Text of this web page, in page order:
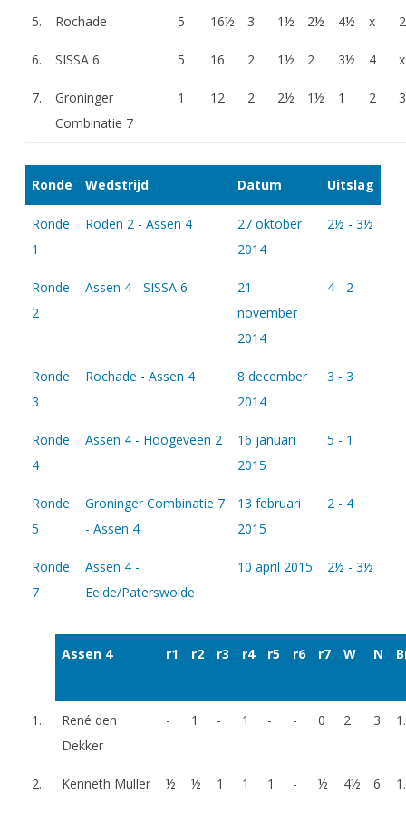
5. Rochade 5 16½ 3 1½ 2½ 4½ x 2
6. SISSA 6 5 16 2 1½ 2 3½ 4 x
7.
Groninger
Combinatie 7
1 12 2 2½ 1½ 1 2 3
Ronde Wedstrijd Datum Uitslag
Ronde
1
Roden 2 - Assen 4
27 oktober
2014
2½ - 3½
Ronde
2
Assen 4 - SISSA 6
21
november
2014
4 - 2
Ronde
3
Rochade - Assen 4
8 december
2014
3 - 3
Ronde
4
Assen 4 - Hoogeveen 2
16 januari
2015
5 - 1
Ronde
5
Groninger Combinatie 7
- Assen 4
13 februari
2015
2 - 4
Ronde
7
Assen 4 -
Eelde/Paterswolde
10 april 2015 2½ - 3½
Assen 4 r1 r2 r3 r4 r5 r6 r7 W N
1.
René den
Dekker
- 1 - 1 - - 0 2 3
2. Kenneth Muller ½ ½ 1 1 1 - ½ 4½ 6